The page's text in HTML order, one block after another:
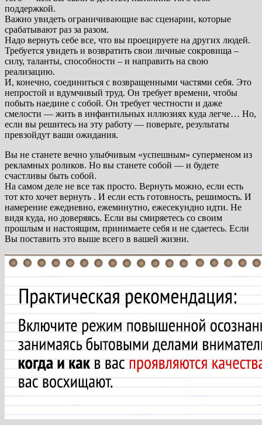
поддержкой.
Важно увидеть ограничивающие вас сценарии, которые
срабатывают раз за разом.
Надо вернуть себе все, что вы проецируете на других людей.
Требуется увидеть и возвратить свои личные сокровища –
силу, таланты, способности – и направить на свою
реализацию.
И, конечно, соединиться с возвращенными частями себя. Это
непростой и вдумчивый труд. Он требует времени, чтобы
побыть наедине с собой. Он требует честности и даже
смелости — жить в инфантильных иллюзиях куда легче… Но,
если вы решитесь на эту работу — поверьте, результаты
превзойдут ваши ожидания.
Вы не станете вечно улыбчивым «успешным» суперменом из
рекламных роликов. Но вы станете собой — и будете
счастливы быть собой.
На самом деле не все так просто. Вернуть можно, если есть
тот кто хочет вернуть . И если есть готовность, решимость. И
намерение ежедневно, ежеминутно, ежесекундно идти. Не
видя куда, но доверяясь. Если вы смиряетесь со своим
прошлым и настоящим, принимаете себя и не сдаетесь. Если
Вы поставить это выше всего в вашей жизни.